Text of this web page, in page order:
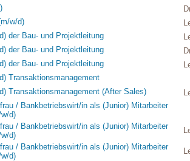
w/d)
der Bau- und Projektleitung
der Bau- und Projektleitung
der Bau- und Projektleitung
Transaktionsmanagement
Transaktionsmanagement (After Sales)
/ Bankbetriebswirt/in als (Junior) Mitarbeiter
d)
/ Bankbetriebswirt/in als (Junior) Mitarbeiter
d)
/ Bankbetriebswirt/in als (Junior) Mitarbeiter
d)